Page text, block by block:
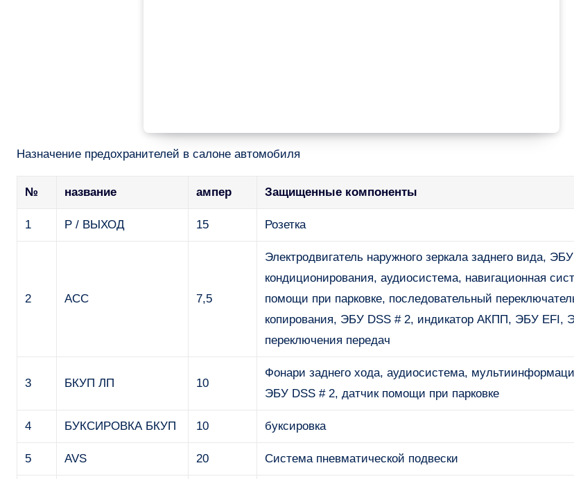
Назначение предохранителей в салоне автомобиля
№ название ампер Защищенные компоненты
1 P / ВЫХОД 15 Розетка
2 ACC 7,5
Электродвигатель наружного зеркала заднего вида,
кондиционирования, аудиосистема, навигационная
помощи при парковке, последовательный
копирования, ЭБУ DSS # 2, индикатор АКПП, ЭБУ EFI,
переключения передач
3 БКУП ЛП 10
Фонари заднего хода, аудиосистема,
ЭБУ DSS # 2, датчик помощи при парковке
4 БУКСИРОВКА БКУП 10 буксировка
5 AVS 20 Система пневматической подвески